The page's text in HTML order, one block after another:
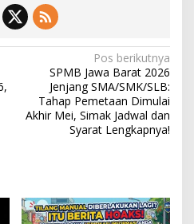
Pos berikutnya
SPMB Jawa Barat 2026
Jenjang SMA/SMK/SLB:
Tahap Pemetaan Dimulai
Akhir Mei, Simak Jadwal dan
Syarat Lengkapnya!